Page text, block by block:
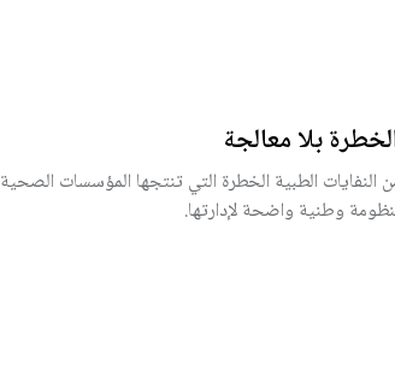
من 12 ألف طن من النفايات الطبية الخطرة التي تنتجها المؤسسات الصحية
وطنية واضحة لإدارتها.